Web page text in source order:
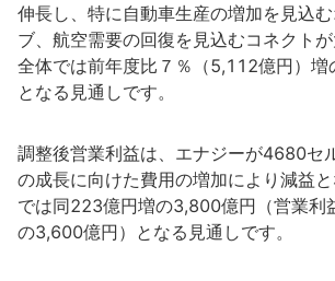
伸長し、特に自動車生産の増加を見込
ブ、航空需要の回復を見込むコネクトが
全体では前年度比７％（5,112億円）
となる見通しです。
調整後営業利益は、エナジーが4680セ
の成長に向けた費用の増加により減益
では同223億円増の3,800億円（営業利
の3,600億円）となる見通しです。